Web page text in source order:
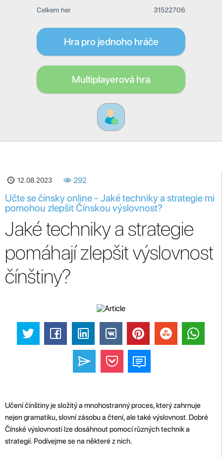
Celkem her 31522706
Hra pro jednoho hráče
Multiplayerová hra
12.08.2023 292
Učte se čínsky online - Jaké techniky a strategie mi
pomohou zlepšit Čínskou výslovnost?
Jaké techniky a strategie
pomáhají zlepšit výslovnost
čínštiny?
Učení čínštiny je složitý a mnohostranný proces, který zahrnuje
nejen gramatiku, slovní zásobu a čtení, ale také výslovnost. Dobré
Čínské výslovnosti lze dosáhnout pomocí různých technik a
strategií. Podívejme se na některé z nich.